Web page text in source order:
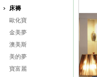
床褥
歐化寶
金美夢
澳美斯
美的夢
寶富麗